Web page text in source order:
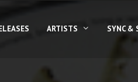
ARTISTS SYNC &